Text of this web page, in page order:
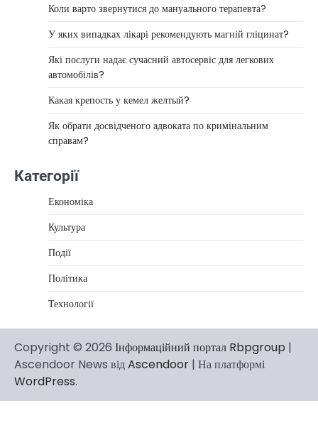
Коли варто звернутися до мануального терапевта?
У яких випадках лікарі рекомендують магній гліцинат?
Які послуги надає сучасний автосервіс для легкових
автомобілів?
Какая крепость у кемел желтый?
Як обрати досвідченого адвоката по кримінальним
справам?
Категорії
Економіка
Культура
Події
Політика
Технології
Copyright © 2026 Інформаційний портал Rbpgroup |
Ascendoor News відAscendoor | На платформі
WordPress.